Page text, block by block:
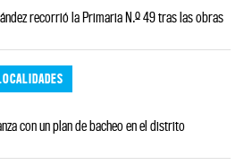
recorrió la Primaria N.º 49 tras las obras
con un plan de bacheo en el distrito